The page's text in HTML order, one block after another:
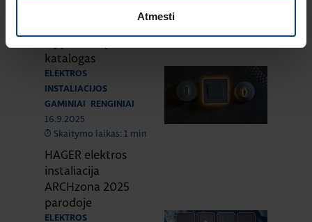
Atmesti
katalogas
ELEKTROS
INSTALIACIJOS
GAMINIAI
RENGINIAI
16.9.2025
Skaitymo laikas: 1 min
HAGER elektros
instaliacija
ARCHzona 2025
parodoje
ELEKTROS